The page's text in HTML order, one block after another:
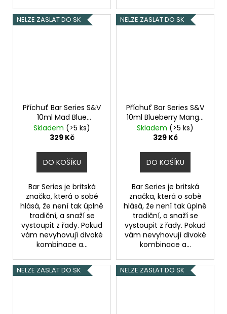
NELZE ZASLAT DO SK
Příchuť Bar Series S&V
10ml Mad Blue
(Borůvka a modrá
malina)
Skladem (>5 ks)
329 Kč
DO KOŠÍKU
Bar Series je britská
značka, která o sobě
hlásá, že není tak úplně
tradiční, a snaží se
vystoupit z řady. Pokud
vám nevyhovují divoké
kombinace a...
NELZE ZASLAT DO SK
Příchuť Bar Series S&V
10ml Blueberry Mango
Ice (Borůvka a ledové
mango)
Skladem (>5 ks)
329 Kč
DO KOŠÍKU
Bar Series je britská
značka, která o sobě
hlásá, že není tak úplně
tradiční, a snaží se
vystoupit z řady. Pokud
vám nevyhovují divoké
kombinace a...
NELZE ZASLAT DO SK NELZE ZASLAT DO SK